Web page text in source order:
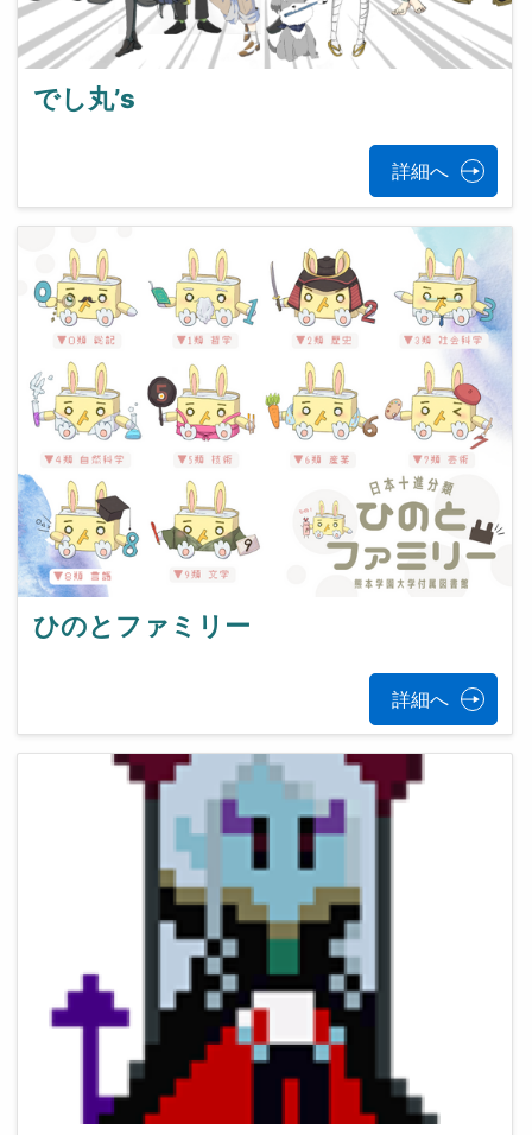
でし丸’s
詳細へ
ひのとファミリー
詳細へ